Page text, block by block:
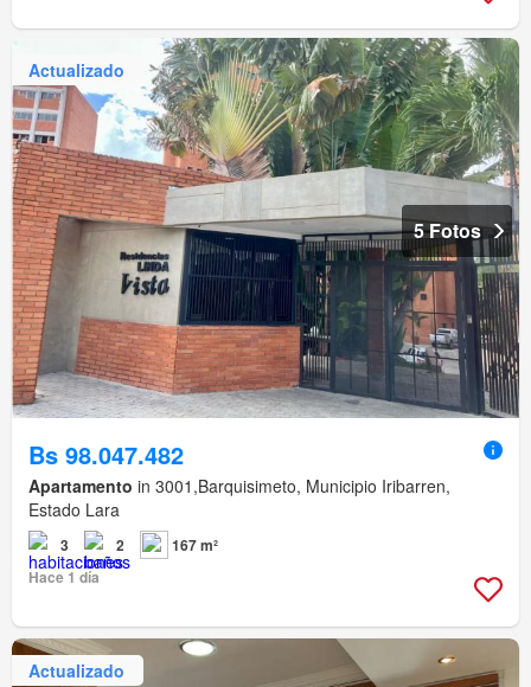
Actualizado
5 Fotos
Bs 98.047.482
Apartamento in 3001,Barquisimeto, Municipio Iribarren,
Estado Lara
3 2
167 m²
Hace 1 día
Actualizado